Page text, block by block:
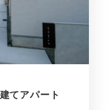
てアパート